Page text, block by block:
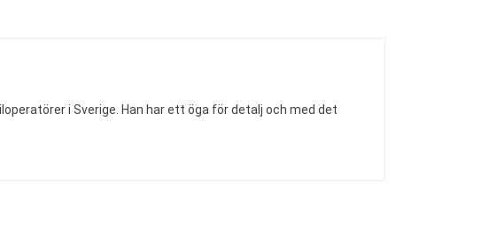
i Sverige. Han har ett öga för detalj och med det